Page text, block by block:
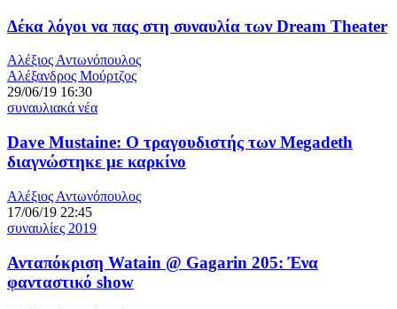
Δέκα λόγοι να πας στη συναυλία των Dream Theater
Αλέξιος Αντωνόπουλος
Αλέξανδρος Μούρτζος
29/06/19 16:30
συναυλιακά νέα
Dave Mustaine: Ο τραγουδιστής των Megadeth
διαγνώστηκε με καρκίνο
Αλέξιος Αντωνόπουλος
17/06/19 22:45
συναυλίες 2019
Ανταπόκριση Watain @ Gagarin 205: Ένα
φανταστικό show